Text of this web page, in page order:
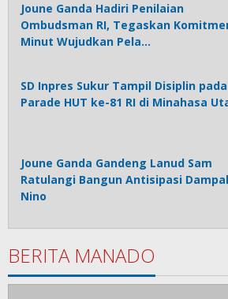
Joune Ganda Hadiri Penilaian
Ombudsman RI, Tegaskan
Minut Wujudkan Pela…
SD Inpres Sukur Tampil Disiplin pada
Parade HUT ke-81 RI di Minahasa
Joune Ganda Gandeng Lanud Sam
Ratulangi Bangun Antisipasi
Nino
BERITA MANADO